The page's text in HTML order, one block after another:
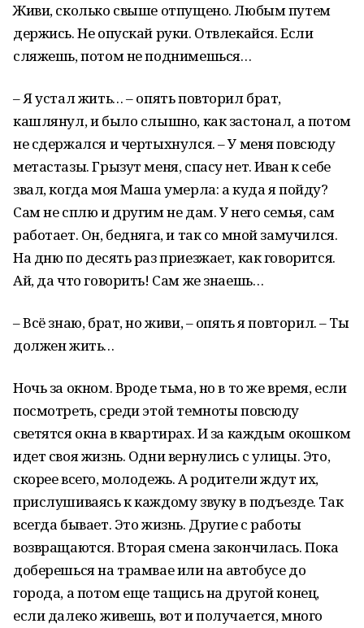
Живи, сколько свыше отпущено. Любым путем
держись. Не опускай руки. Отвлекайся. Если
сляжешь, потом не поднимешься…
– Я устал жить… – опять повторил брат,
кашлянул, и было слышно, как застонал, а потом
не сдержался и чертыхнулся. – У меня повсюду
метастазы. Грызут меня, спасу нет. Иван к себе
звал, когда моя Маша умерла: а куда я пойду?
Сам не сплю и другим не дам. У него семья, сам
работает. Он, бедняга, и так со мной замучился.
На дню по десять раз приезжает, как говорится.
Ай, да что говорить! Сам же знаешь…
– Всё знаю, брат, но живи, – опять я повторил. – Ты
должен жить…
Ночь за окном. Вроде тьма, но в то же время, если
посмотреть, среди этой темноты повсюду
светятся окна в квартирах. И за каждым окошком
идет своя жизнь. Одни вернулись с улицы. Это,
скорее всего, молодежь. А родители ждут их,
прислушиваясь к каждому звуку в подъезде. Так
всегда бывает. Это жизнь. Другие с работы
возвращаются. Вторая смена закончилась. Пока
доберешься на трамвае или на автобусе до
города, а потом еще тащись на другой конец,
если далеко живешь, вот и получается, много